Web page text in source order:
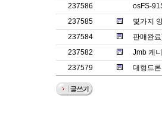
237586
osFS-
237585
몇가지
237584
판매완
237582
Jmb 케
237579
대형드